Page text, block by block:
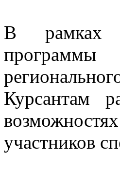
В рамках
Курсантам
участников